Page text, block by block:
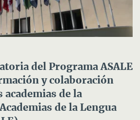
del Programa ASALE
y colaboración
academias de la
de la Lengua